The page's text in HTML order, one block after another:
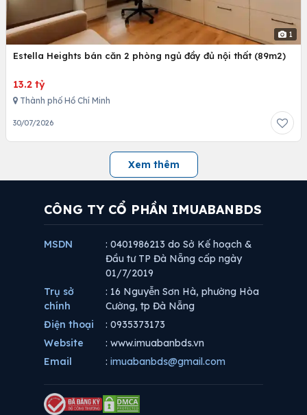
1
Estella Heights bán căn 2 phòng ngủ đầy đủ nội thất (89m2)
13.2 tỷ
Thành phố Hồ Chí Minh
30/07/2026
Xem thêm
CÔNG TY CỔ PHẦN IMUABANBDS
MSDN
: 0401986213 do Sở Kế hoạch &
Đầu tư TP Đà Nẵng cấp ngày
01/7/2019
Trụ sở
chính
: 16 Nguyễn Sơn Hà, phường Hòa
Cường, tp Đà Nẵng
Điện thoại
: 0935373173
Website
: www.imuabanbds.vn
Email
: imuabanbds@gmail.com